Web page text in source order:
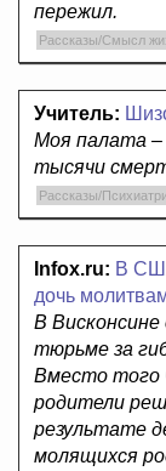
пережил.
Рассказы/Смысл
Учитель:
Моя палата –
тысячи
Рассказы/
Infox.ru: В
дочь
В Висконсине
тюрьме за
Вместо того
родители
результате
молящихся